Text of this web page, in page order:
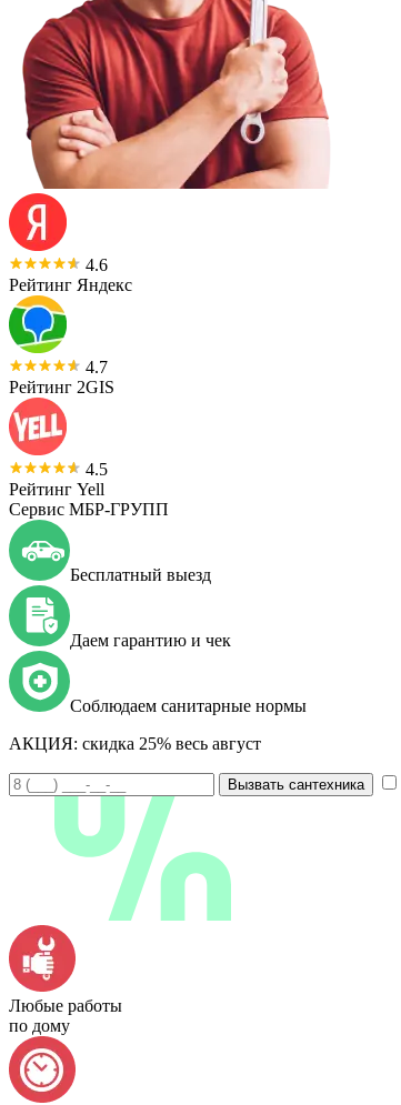
4.6
Рейтинг Яндекс
4.7
Рейтинг 2GIS
4.5
Рейтинг Yell
Сервис МБР-ГРУПП
Бесплатный выезд
Даем гарантию и чек
Соблюдаем санитарные нормы
АКЦИЯ: скидка 25% весь август
Вызвать сантехника
Любые работы
по дому